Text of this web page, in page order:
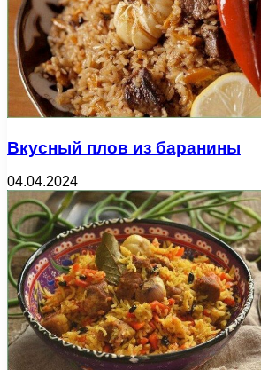
Вкусный плов из баранины
04.04.2024